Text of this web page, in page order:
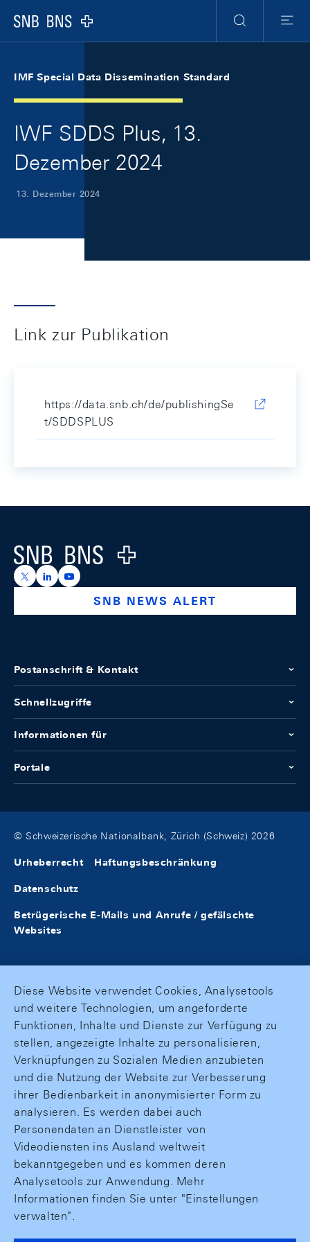
Logo
Suche
Menu
IMF Special Data Dissemination Standard
IWF SDDS Plus, 13.
Dezember 2024
13. Dezember 2024
Link zur Publikation
https://data.snb.ch/de/publishingSe
t/SDDSPLUS
Logo
https://x.com/snb_bns
https://ch.linkedin.com/company/swiss-national-
https://www.youtube.com/@swissnationalbank
SNB NEWS ALERT
Postanschrift & Kontakt
Schnellzugriffe
Informationen für
Portale
© Schweizerische Nationalbank, Zürich (Schweiz) 2026
Urheberrecht Haftungsbeschränkung
Datenschutz
Betrügerische E-Mails und Anrufe / gefälschte
Websites
Diese Website verwendet Cookies, Analysetools
und weitere Technologien, um angeforderte
Funktionen, Inhalte und Dienste zur Verfügung zu
stellen, angezeigte Inhalte zu personalisieren,
Verknüpfungen zu Sozialen Medien anzubieten
und die Nutzung der Website zur Verbesserung
ihrer Bedienbarkeit in anonymisierter Form zu
analysieren. Es werden dabei auch
Personendaten an Dienstleister von
Videodiensten ins Ausland weltweit
bekanntgegeben und es kommen deren
Analysetools zur Anwendung. Mehr
Informationen finden Sie unter "Einstellungen
verwalten".